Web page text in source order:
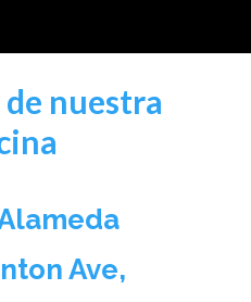
nuestra
Ave,